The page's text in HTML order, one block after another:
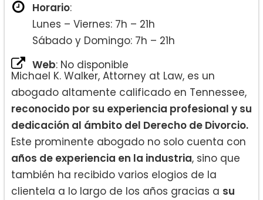
Horario:
Lunes – Viernes: 7h – 21h
Sábado y Domingo: 7h – 21h
Web: No disponible
Michael K. Walker, Attorney at Law, es un
abogado altamente calificado en Tennessee,
reconocido por su experiencia profesional y su
dedicación al ámbito del Derecho de Divorcio.
Este prominente abogado no solo cuenta con
años de experiencia en la industria, sino que
también ha recibido varios elogios de la
clientela a lo largo de los años gracias a su